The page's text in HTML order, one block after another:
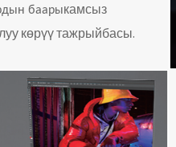
баарыкамсыз
көрүү тажрыйбасы.